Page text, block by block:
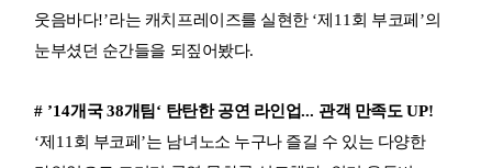
웃음바다!’라는 캐치프레이즈를 실현한 ‘제 11회 부코페 ’의
눈부셨던 순간들을 되짚어봤다.
# ’14개국38개팀‘ 탄탄한 공연 라인업... 관객 만족도UP!
‘제 11회 부코페 ’는 남녀노소 누구나 즐길 수 있는 다양한